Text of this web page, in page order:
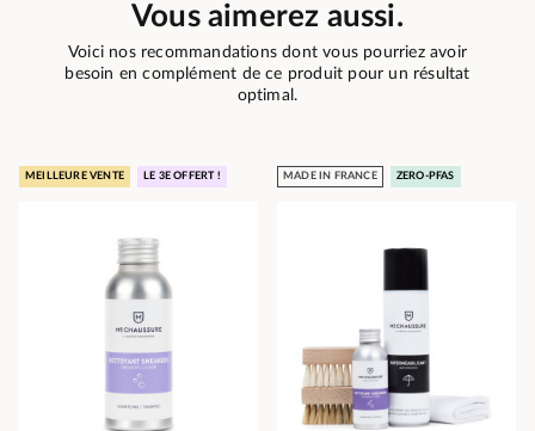
Vous aimerez aussi.
Voici nos recommandations dont vous pourriez avoir
besoin en complément de ce produit pour un résultat
optimal.
MEILLEURE VENTE LE 3E OFFERT ! MADE IN FRANCE ZERO-PFAS